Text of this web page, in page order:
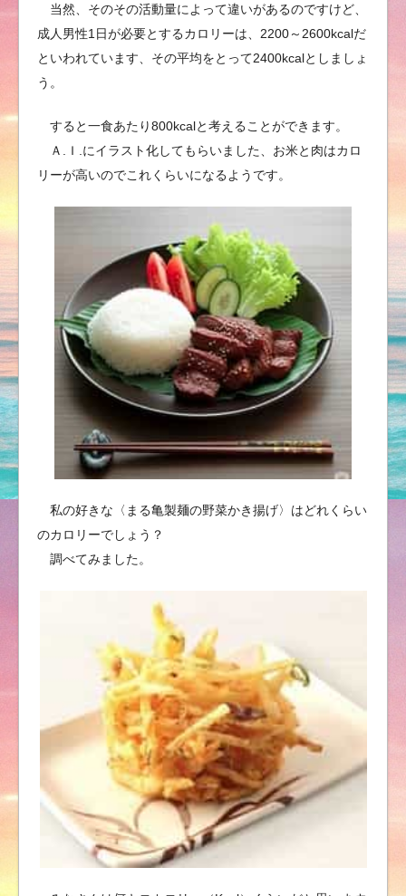
当然、そのその活動量によって違いがあるのですけど、
成人男性1日が必要とするカロリーは、2200～2600kcalだ
といわれています、その平均をとって2400kcalとしましょ
う。
すると一食あたり800kcalと考えることができます。
Ａ.Ｉ.にイラスト化してもらいました、お米と肉はカロ
リーが高いのでこれくらいになるようです。
私の好きな〈まる亀製麺の野菜かき揚げ〉はどれくらい
のカロリーでしょう？
調べてみました。